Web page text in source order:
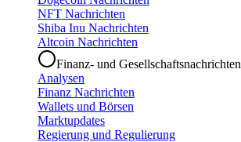
NFT Nachrichten
Shiba Inu Nachrichten
Altcoin Nachrichten
Finanz- und Gesellschaftsnachrichten
Analysen
Finanz Nachrichten
Wallets und Börsen
Marktupdates
Regierung und Regulierung